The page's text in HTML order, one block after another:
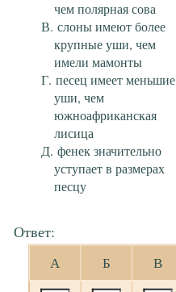
чем полярная сова
слоны имеют более
крупные уши, чем
имели мамонты
песец имеет меньшие
уши, чем
южноафриканская
лисица
фенек значительно
уступает в размерах
песцу
Ответ:
А Б В